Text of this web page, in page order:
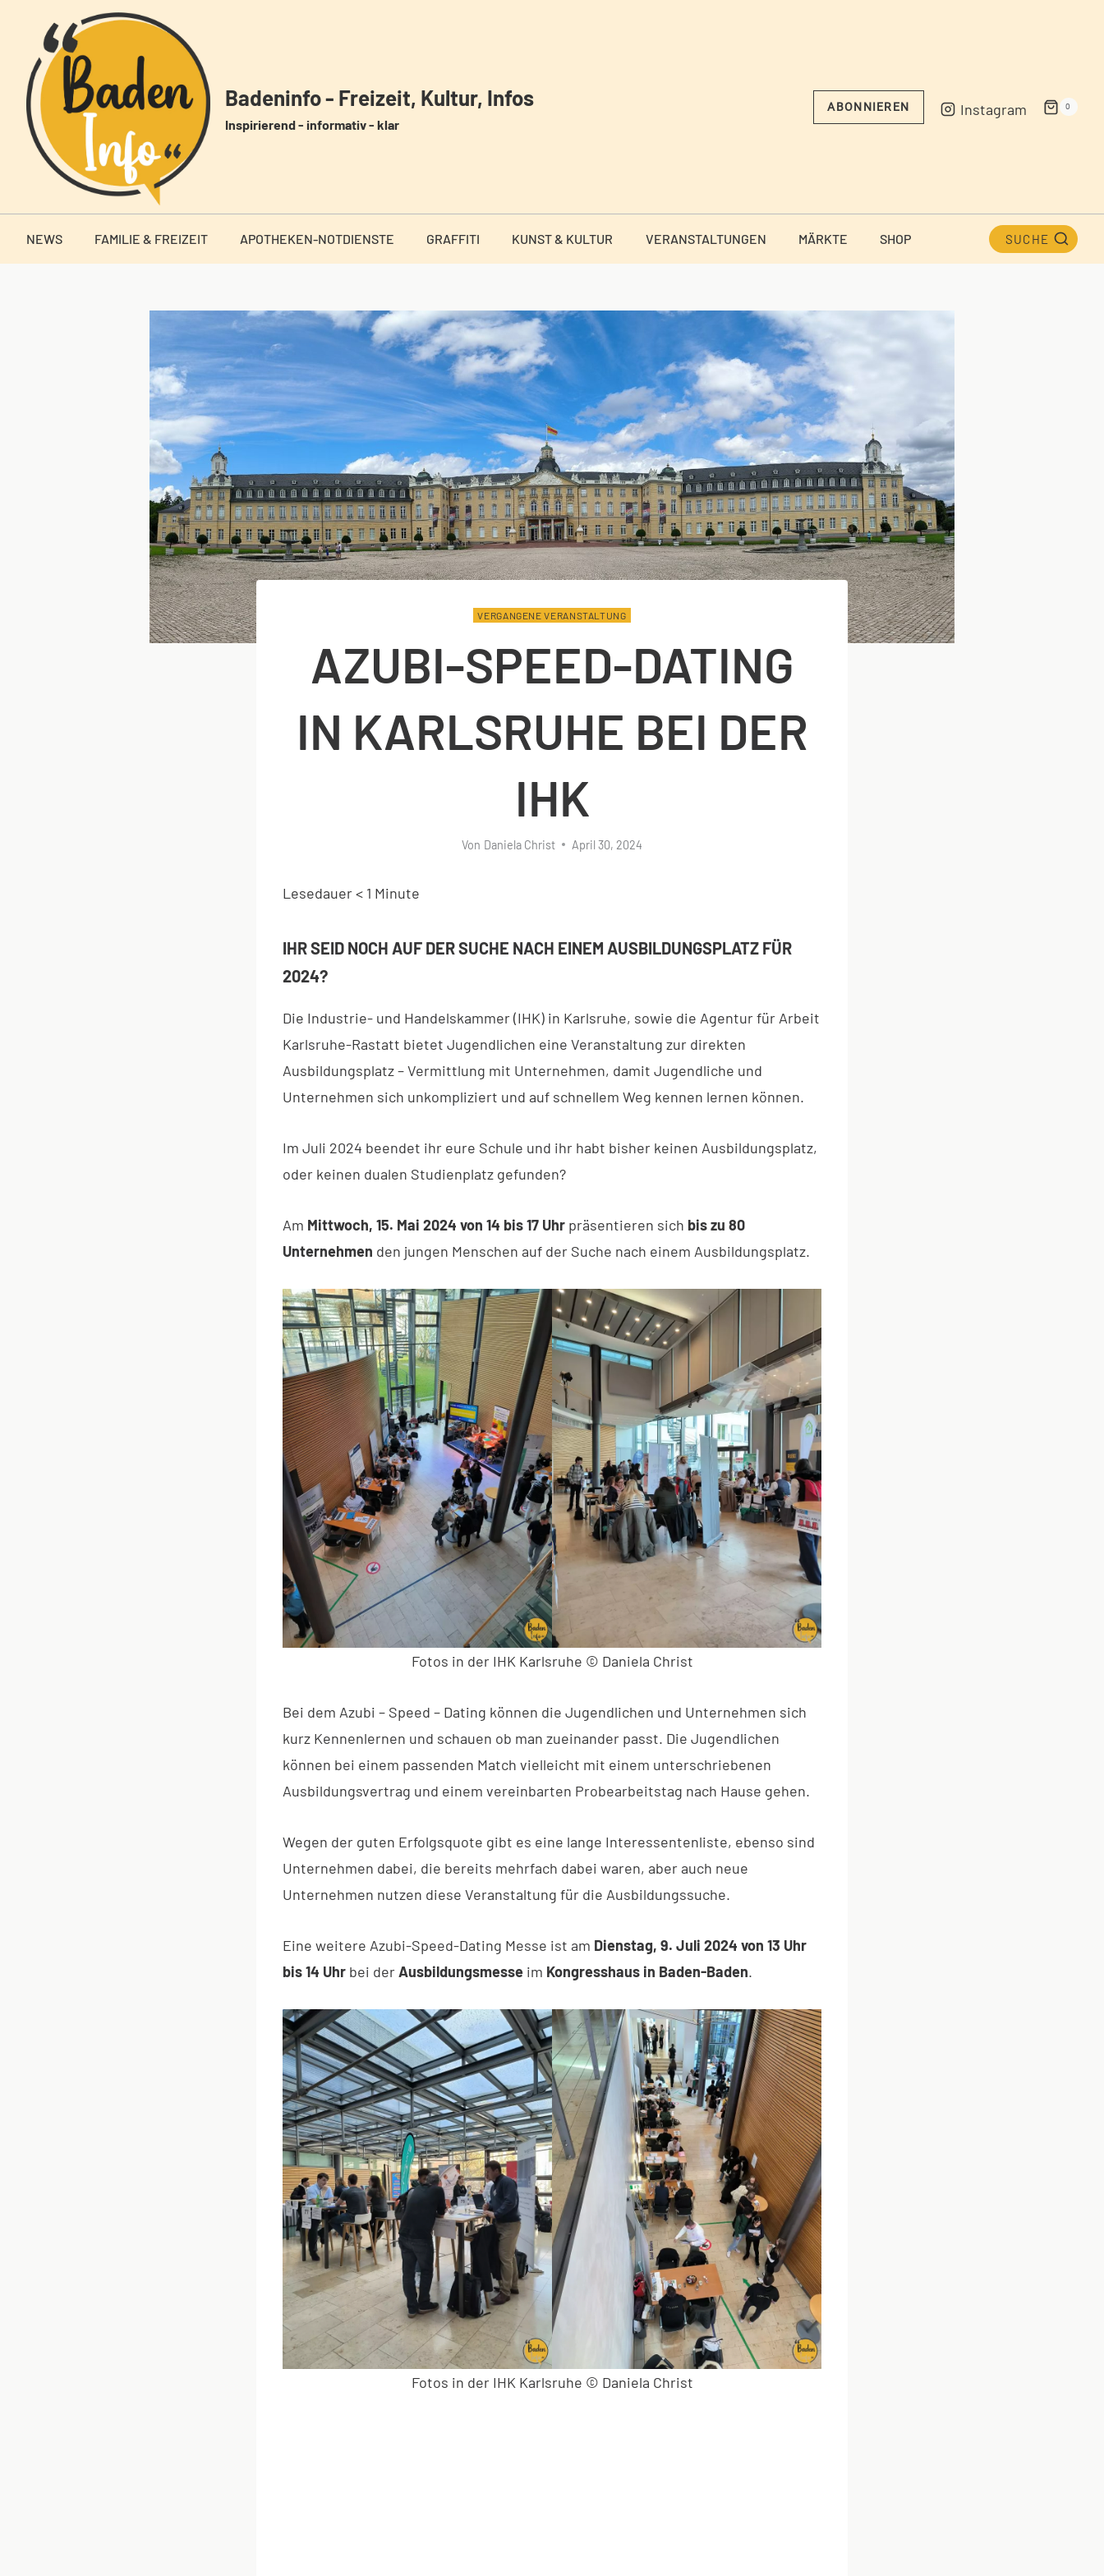
springen
Badeninfo - Freizeit, Kultur, Infos
Inspirierend - informativ - klar
ABONNIEREN Instagram 0
NEWS FAMILIE & FREIZEIT APOTHEKEN-NOTDIENSTE GRAFFITI KUNST & KULTUR VERANSTALTUNGEN MÄRKTE SHOP SUCHE
VERGANGENE VERANSTALTUNG
AZUBI-SPEED-DATING
IN KARLSRUHE BEI DER
IHK
Von Daniela Christ April 30, 2024
Lesedauer< 1 Minute
IHR SEID NOCH AUF DER SUCHE NACH EINEM AUSBILDUNGSPLATZ FÜR
2024?
Die Industrie- und Handelskammer (IHK) in Karlsruhe, sowie die Agentur für Arbeit
Karlsruhe-Rastatt bietet Jugendlichen eine Veranstaltung zur direkten
Ausbildungsplatz – Vermittlung mit Unternehmen, damit Jugendliche und
Unternehmen sich unkompliziert und auf schnellem Weg kennen lernen können.
Im Juli 2024 beendet ihr eure Schule und ihr habt bisher keinen Ausbildungsplatz,
oder keinen dualen Studienplatz gefunden?
Am Mittwoch, 15. Mai 2024 von 14 bis 17 Uhr präsentieren sich bis zu 80
Unternehmen den jungen Menschen auf der Suche nach einem Ausbildungsplatz.
Fotos in der IHK Karlsruhe © Daniela Christ
Bei dem Azubi – Speed – Dating können die Jugendlichen und Unternehmen sich
kurz Kennenlernen und schauen ob man zueinander passt. Die Jugendlichen
können bei einem passenden Match vielleicht mit einem unterschriebenen
Ausbildungsvertrag und einem vereinbarten Probearbeitstag nach Hause gehen.
Wegen der guten Erfolgsquote gibt es eine lange Interessentenliste, ebenso sind
Unternehmen dabei, die bereits mehrfach dabei waren, aber auch neue
Unternehmen nutzen diese Veranstaltung für die Ausbildungssuche.
Eine weitere Azubi-Speed-Dating Messe ist am Dienstag, 9. Juli 2024 von 13 Uhr
bis 14 Uhr bei derAusbildungsmesse im Kongresshaus in Baden-Baden.
Fotos in der IHK Karlsruhe © Daniela Christ